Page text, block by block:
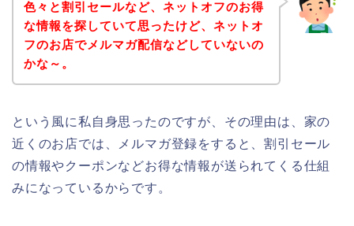
色々と割引セールなど、ネットオフのお得
な情報を探していて思ったけど、ネットオ
フのお店でメルマガ配信などしていないの
かな～。
という風に私自身思ったのですが、その理由は、家の
近くのお店では、メルマガ登録をすると、割引セール
の情報やクーポンなどお得な情報が送られてくる仕組
みになっているからです。